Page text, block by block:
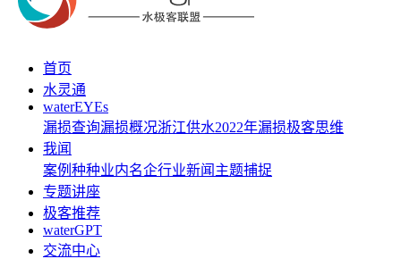
首页
水灵通
waterEYEs
漏损查询漏损概况浙江供水2022年漏损极客思维
我闻
案例种种业内名企行业新闻 主题捕捉
专题讲座
极客推荐
waterGPT
交流中心